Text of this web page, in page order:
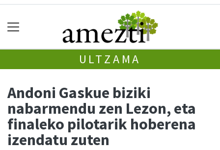
ULTZAMA
Andoni Gaskue biziki
nabarmendu zen Lezon, eta
finaleko pilotarik hoberena
izendatu zuten